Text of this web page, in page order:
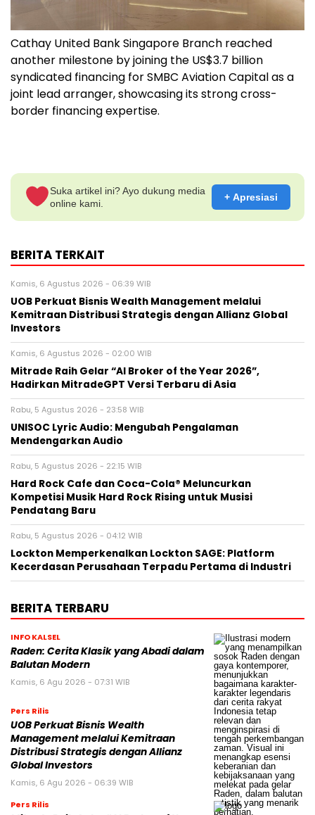
Cathay United Bank Singapore Branch reached
another milestone by joining the US$3.7 billion
syndicated financing for SMBC Aviation Capital as a
joint lead arranger, showcasing its strong cross-
border financing expertise.
Suka artikel ini? Ayo dukung media
online kami.
+ Apresiasi
BERITA TERKAIT
Kamis, 6 Agustus 2026 - 06:39 WIB
UOB Perkuat Bisnis Wealth Management melalui
Kemitraan Distribusi Strategis dengan Allianz Global
Investors
Kamis, 6 Agustus 2026 - 02:00 WIB
Mitrade Raih Gelar “AI Broker of the Year 2026”,
Hadirkan MitradeGPT Versi Terbaru di Asia
Rabu, 5 Agustus 2026 - 23:58 WIB
UNISOC Lyric Audio: Mengubah Pengalaman
Mendengarkan Audio
Rabu, 5 Agustus 2026 - 22:15 WIB
Hard Rock Cafe dan Coca-Cola® Meluncurkan
Kompetisi Musik Hard Rock Rising untuk Musisi
Pendatang Baru
Rabu, 5 Agustus 2026 - 04:12 WIB
Lockton Memperkenalkan Lockton SAGE: Platform
Kecerdasan Perusahaan Terpadu Pertama di Industri
BERITA TERBARU
INFO KALSEL
Raden: Cerita Klasik yang Abadi dalam
Balutan Modern
Kamis, 6 Agu 2026 - 07:31 WIB
Pers Rilis
UOB Perkuat Bisnis Wealth
Management melalui Kemitraan
Distribusi Strategis dengan Allianz
Global Investors
Kamis, 6 Agu 2026 - 06:39 WIB
Pers Rilis